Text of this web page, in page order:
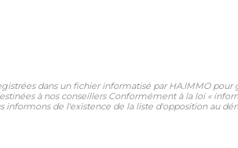
dans un fichier informatisé par HA.IMMO
à nos conseillers Conformément à la loi «
de l'existence de la liste d'opposition au